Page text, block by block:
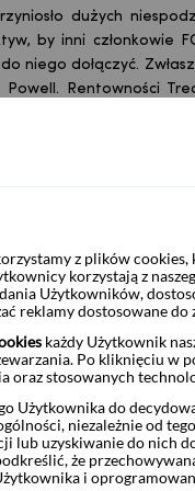
dużych
by inni członkowie
niego dołączyć.
Rentowności
samo posiedzenie
USA.
ropy naftowej
spadkami. Dolar
rentowności
Dziś jest dzień w
stóp
zakład.
szalę w stronę
do poziomu 4,30.
Rentowności polskiej
do sytuacji w
od ryzyka i od rynków
z plików
korzystają z
Użytkowników,
reklamy dostosowane
każdy Użytkownik
Po kliknięciu w
oraz stosowanych
Użytkownika do
niezależnie od
lub uzyskiwanie do nich
że
i